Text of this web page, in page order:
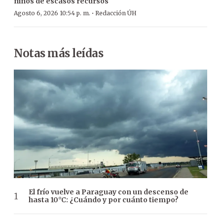
Agosto 6, 2026 10:54 p. m. · Redacción ÚH
Notas más leídas
El frío vuelve a Paraguay con un descenso de
hasta 10°C: ¿Cuándo y por cuánto tiempo?